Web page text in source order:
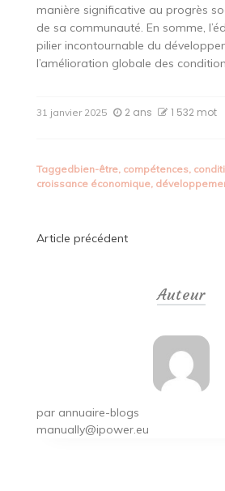
manière significative au progrès
de sa communauté. En somme,
pilier incontournable du
l’amélioration globale des
31 janvier 2025 2 ans 1 532 mot
Taggedbien-être, compétences,
croissance économique,
Navigation
Article précédent
Auteur
par annuaire-blogs
manually@ipower.eu